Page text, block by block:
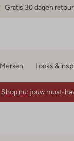
Gratis 30 dagen
Merken Looks &
Shop nu: jouw must-